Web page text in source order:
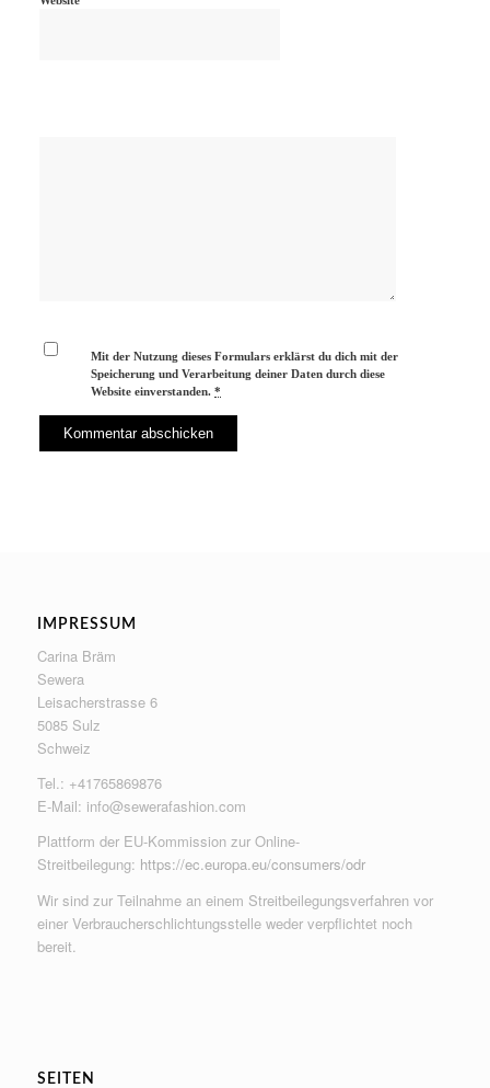
Mit der Nutzung dieses Formulars erklärst du dich mit der
Speicherung und Verarbeitung deiner Daten durch diese
Website einverstanden.*
IMPRESSUM
Carina Bräm
Sewera
Leisacherstrasse 6
5085 Sulz
Schweiz
Tel.: +41765869876
E-Mail: info@sewerafashion.com
Plattform der EU-Kommission zur Online-
Streitbeilegung: https://ec.europa.eu/consumers/odr
Wir sind zur Teilnahme an einem Streitbeilegungsverfahren vor
einer Verbraucherschlichtungsstelle weder verpflichtet noch
bereit.
SEITEN